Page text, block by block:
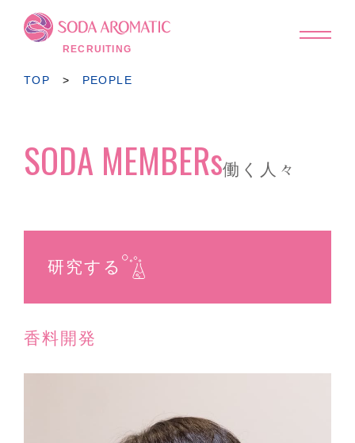
RECRUITING
TOP
PEOPLE
FAQ RECRUIT
TOP > PEOPLE
SODA MEMBERs働く人々
研究する
香料開発